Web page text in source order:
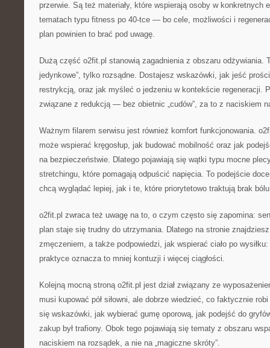
przerwie. Są też materiały, które wspierają osoby w konkretnych
tematach typu fitness po 40-tce — bo cele, możliwości i
plan powinien to brać pod uwagę.
Dużą część o2fit.pl stanowią zagadnienia z obszaru odżywiania.
jedynkowe”, tylko rozsądne. Dostajesz wskazówki, jak jeść
restrykcją, oraz jak myśleć o jedzeniu w kontekście regeneracji.
związane z redukcją — bez obietnic „cudów”, za to z naciskiem
Ważnym filarem serwisu jest również komfort funkcjonowania.
może wspierać kręgosłup, jak budować mobilność oraz jak
na bezpieczeństwie. Dlatego pojawiają się wątki typu mocne
stretchingu, które pomagają odpuścić napięcia. To podejście
chcą wyglądać lepiej, jak i te, które priorytetowo traktują brak
o2fit.pl zwraca też uwagę na to, o czym często się zapomina:
plan staje się trudny do utrzymania. Dlatego na stronie
zmęczeniem, a także podpowiedzi, jak wspierać ciało po
praktyce oznacza to mniej kontuzji i więcej ciągłości.
Kolejną mocną stroną o2fit.pl jest dział związany ze
musi kupować pół siłowni, ale dobrze wiedzieć, co faktycznie
się wskazówki, jak wybierać gumę oporową, jak podejść do
zakup był trafiony. Obok tego pojawiają się tematy z obszaru
naciskiem na rozsądek, a nie na „magiczne skróty”.